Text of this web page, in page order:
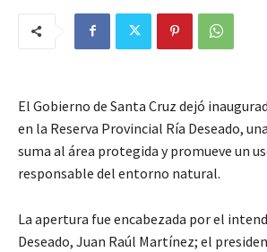
El Gobierno de Santa Cruz dejó
en la Reserva Provincial Ría Deseado,
suma al área protegida y promueve un
responsable del entorno natural.
La apertura fue encabezada por el
Deseado, Juan Raúl Martínez; el